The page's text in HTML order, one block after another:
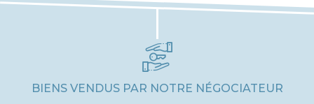
BIENS VENDUS PAR NOTRE NÉGOCIATEUR